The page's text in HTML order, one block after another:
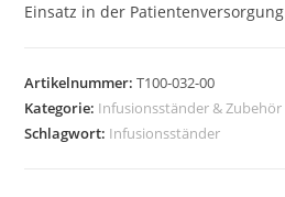
Einsatz in der Patientenversorgung
Artikelnummer:T100-032-00
Kategorie: Infusionsständer & Zubehör
Schlagwort: Infusionsständer